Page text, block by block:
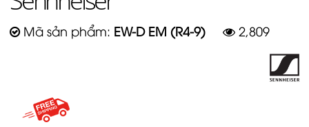
Mã sản phẩm: EW-D EM (R4-9) 2,809